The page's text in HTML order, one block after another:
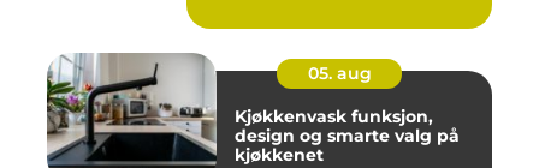
05. aug
Kjøkkenvask funksjon,
design og smarte valg på
kjøkkenet